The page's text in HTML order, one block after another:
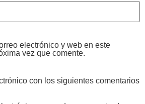
electrónico y web en este
vez que comente.
con los siguientes comentarios